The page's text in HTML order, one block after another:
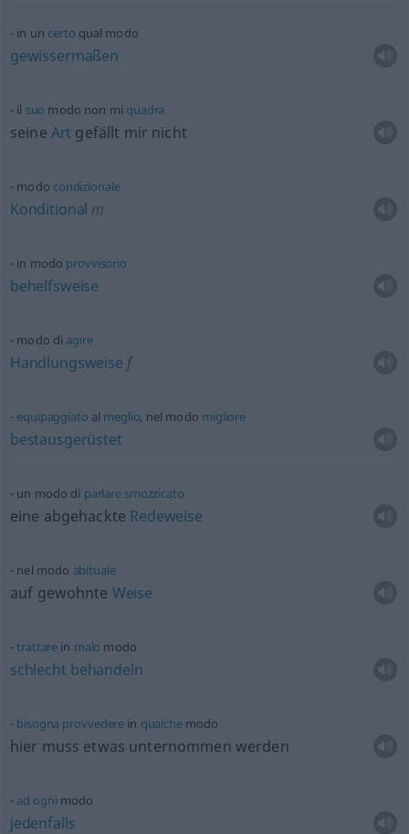
in un certo qual modo
gewissermaßen
il suo modo non mi quadra
seine Art gefällt mir nicht
modo condizionale
Konditional m
in modo provvisorio
behelfsweise
modo di agire
Handlungsweise f
equipaggiato al meglio, nel modo migliore
bestausgerüstet
un modo di parlare smozzicato
eine abgehackte Redeweise
nel modo abituale
auf gewohnte Weise
trattare in malo modo
schlecht behandeln
bisogna provvedere in qualchemodo
hier muss etwas unternommen werden
ad ogni modo
jedenfalls